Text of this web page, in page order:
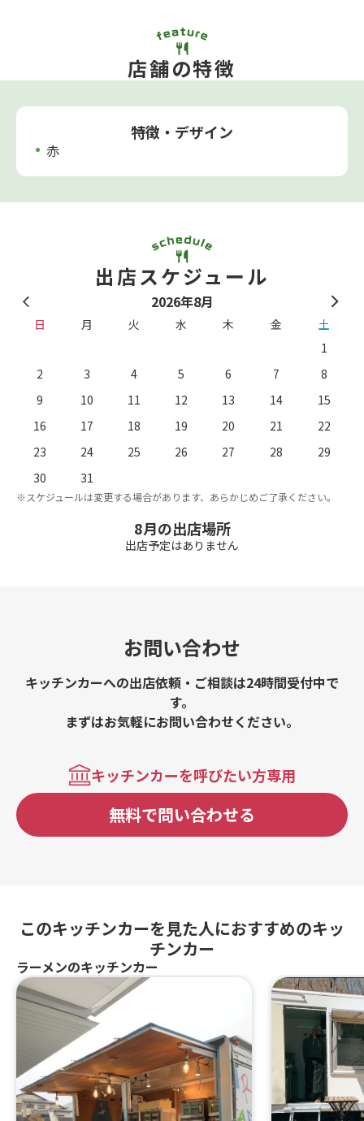
店舗の特徴
特徴・デザイン
赤
出店スケジュール
2026年8月
日 月 火 水 木 金
土
1
2
3 4 5 6 7
8
9
10 11 12 13 14
15
16
17 18 19 20 21
22
23
24 25 26 27 28
29
30
31
※スケジュールは変更する場合があります、あらかじめご了承ください。
8月の出店場所
出店予定はありません
お問い合わせ
キッチンカーへの出店依頼・ご相談は24時間受付中で
す。
まずはお気軽にお問い合わせください。
キッチンカーを呼びたい方専用
無料で問い合わせる
このキッチンカーを見た人におすすめのキッ
チンカー
ラーメンのキッチンカー